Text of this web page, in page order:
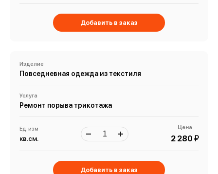
Добавить в заказ
Изделие
Повседневная одежда из текстиля
Услуга
Ремонт порыва трикотажа
Ед. изм
кв.см.
Цена
2 280 й
Добавить в заказ